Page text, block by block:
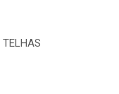
TELHAS